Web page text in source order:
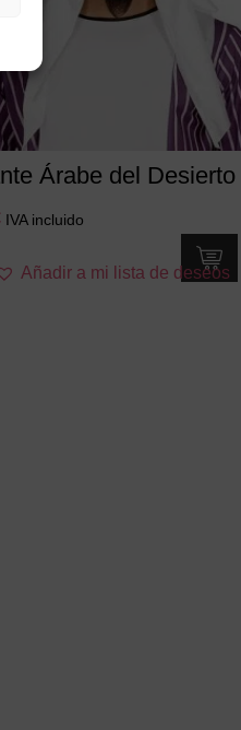
Árabe del Desierto
IVA incluido
Añadir a mi lista de deseos